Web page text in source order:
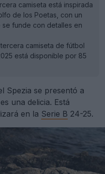
camiseta está inspirada
de los Poetas, con un
funde con detalles en
tercera camiseta de fútbol
está disponible por 85
Spezia se presentó a
una delicia. Está
en la Serie B 24-25.